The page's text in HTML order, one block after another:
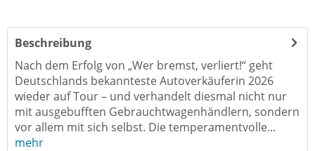
Beschreibung
Nach dem Erfolg von „Wer bremst, verliert!“ geht
Deutschlands bekannteste Autoverkäuferin 2026
wieder auf Tour – und verhandelt diesmal nicht nur
mit ausgebufften Gebrauchtwagenhändlern, sondern
vor allem mit sich selbst. Die temperamentvolle...
mehr